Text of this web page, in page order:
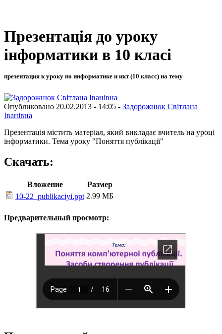
Презентація до уроку
інформатики в 10 класі
презентация к уроку по информатике и икт (10 класс) на тему
Опубликовано 20.02.2013 - 14:05 - Задорожнюк Світлана
Іванівна
Презентація містить матеріал, який викладає вчитель на уроці
інформатики. Тема уроку "Поняття публікації"
Скачать:
Вложение
Размер
10-22_publikaciyi.ppt 2.99 МБ
Предварительный просмотр: